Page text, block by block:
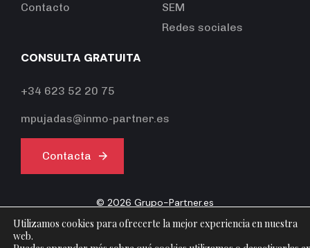
Contacto
SEM
Redes sociales
CONSULTA GRATUITA
+34 623 52 20 75
mpujadas@inmo-partner.es
Contacta
© 2026 Grupo-Partner.es
Utilizamos cookies para ofrecerte la mejor experiencia en nuestra
web.